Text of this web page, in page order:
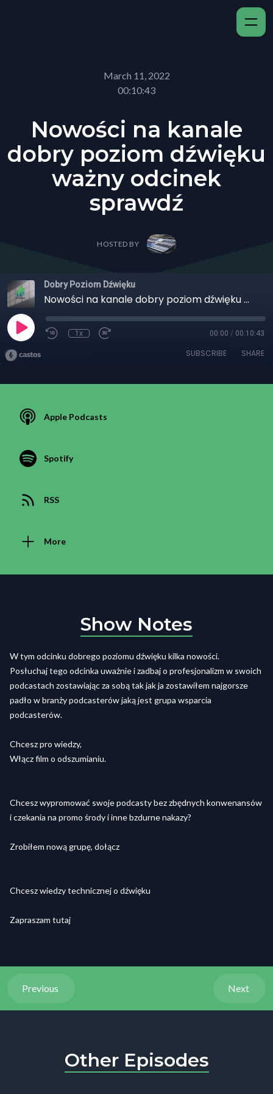
March 11, 2022
00:10:43
Nowości na kanale
dobry poziom dźwięku
ważny odcinek
sprawdź
HOSTED BY
Dobry Poziom Dźwięku
Nowości na kanale dobry poziom dźwięku ważny odcinek sprawdź
1x 00:00 / 00:10:43
SUBSCRIBE SHARE
Apple Podcasts
Spotify
RSS
More
Show Notes
W tym odcinku dobrego poziomu dźwięku kilka nowości.
Posłuchaj tego odcinka uważnie i zadbaj o profesjonalizm w swoich
podcastach zostawiając za sobą tak jak ja zostawiłem najgorsze
padło w branży podcasterów jaką jest grupa wsparcia
podcasterów.
Chcesz pro wiedzy,
Włącz film o odszumianiu.
Chcesz wypromować swoje podcasty bez zbędnych konwenansów
i czekania na promo środy i inne bzdurne nakazy?
Zrobiłem nową grupę, dołącz
Chcesz wiedzy technicznej o dźwięku
Zapraszam tutaj
Previous Next
Other Episodes